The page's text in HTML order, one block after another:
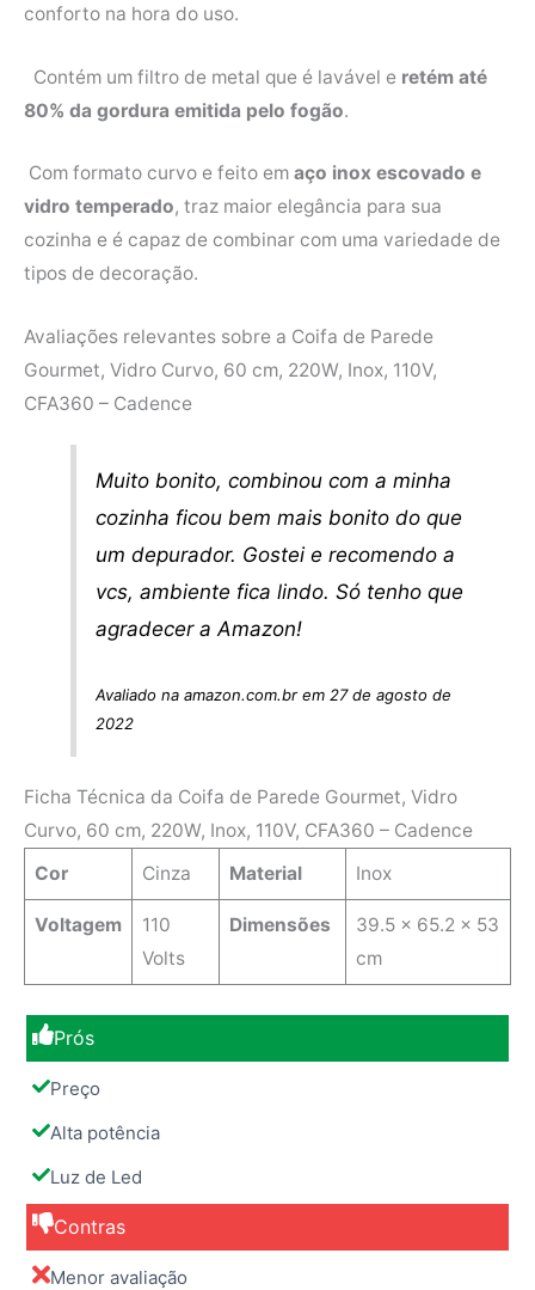
conforto na hora do uso.
Contém um filtro de metal que é lavável e retém até
80% da gordura emitida pelo fogão.
Com formato curvo e feito em aço inox escovado e
vidro temperado, traz maior elegância para sua
cozinha e é capaz de combinar com uma variedade de
tipos de decoração.
Avaliações relevantes sobre a Coifa de Parede
Gourmet, Vidro Curvo, 60 cm, 220W, Inox, 110V,
CFA360 – Cadence
Muito bonito, combinou com a minha
cozinha ficou bem mais bonito do que
um depurador. Gostei e recomendo a
vcs, ambiente fica lindo. Só tenho que
agradecer a Amazon!
Avaliado na amazon.com.br em 27 de agosto de
2022
Ficha Técnica da Coifa de Parede Gourmet, Vidro
Curvo, 60 cm, 220W, Inox, 110V, CFA360 – Cadence
Cor
Cinza Material Inox
Voltagem
110
Volts
Dimensões
39.5 x 65.2 x 53
cm
Prós
Preço
Alta potência
Luz de Led
Contras
Menor avaliação